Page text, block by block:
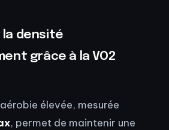
la densité
grâce à la VO2
élevée, mesurée
, permet de maintenir une